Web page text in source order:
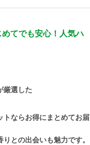
てでも安心！人気ハ
厳選した
トならお得にまとめてお届
との出会いも魅力です。